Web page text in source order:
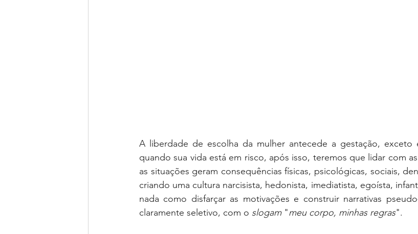
A liberdade de escolha da mulher antecede a gestação,
quando sua vida está em risco, após isso, teremos que lidar com
as situações geram consequências físicas, psicológicas, sociais,
criando uma cultura narcisista, hedonista, imediatista, egoísta,
nada como disfarçar as motivações e construir narrativas
claramente seletivo, com o slogam "meu corpo, minhas regras".